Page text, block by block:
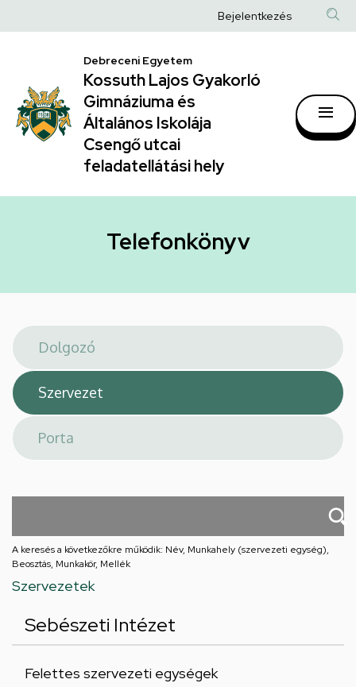
|
Kossuth
Lajos
Gyakorló
Gimnáziuma
Általános
hely
a
Anonim
fiók
Bejelentkezés
Debreceni Egyetem
Kossuth Lajos Gyakorló
Gimnáziuma és
Általános Iskolája
Csengő utcai
feladatellátási hely
Telefonkönyv
A keresés a következőkre működik: Név, Munkahely (szervezeti egység),
Beosztás, Munkakör, Mellék
Szervezetek
Sebészeti Intézet
Felettes szervezeti egységek